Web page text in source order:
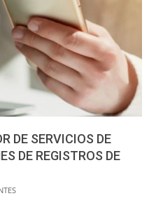
DE SERVICIOS DE
DE REGISTROS DE